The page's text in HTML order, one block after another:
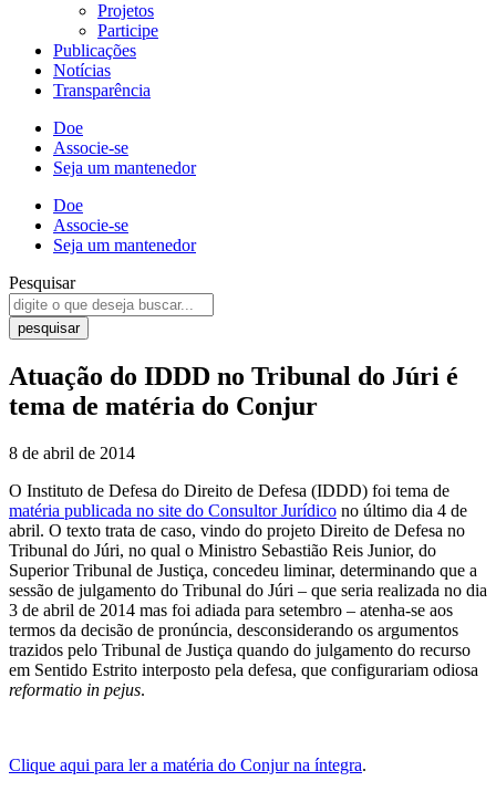
Projetos
Participe
Publicações
Notícias
Transparência
Doe
Associe-se
Seja um mantenedor
Doe
Associe-se
Seja um mantenedor
Pesquisar
pesquisar
Atuação do IDDD no Tribunal do Júri é
tema de matéria do Conjur
8 de abril de 2014
O Instituto de Defesa do Direito de Defesa (IDDD) foi tema de
matéria publicada no site do Consultor Jurídico no último dia 4 de
abril. O texto trata de caso, vindo do projeto Direito de Defesa no
Tribunal do Júri, no qual o Ministro Sebastião Reis Junior, do
Superior Tribunal de Justiça, concedeu liminar, determinando que a
sessão de julgamento do Tribunal do Júri – que seria realizada no dia
3 de abril de 2014 mas foi adiada para setembro – atenha-se aos
termos da decisão de pronúncia, desconsiderando os argumentos
trazidos pelo Tribunal de Justiça quando do julgamento do recurso
em Sentido Estrito interposto pela defesa, que configurariam odiosa
reformatio in pejus.
Clique aqui para ler a matéria do Conjur na íntegra.